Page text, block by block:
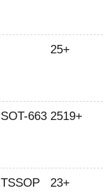
25+
SOT-663 2519+
TSSOP 23+